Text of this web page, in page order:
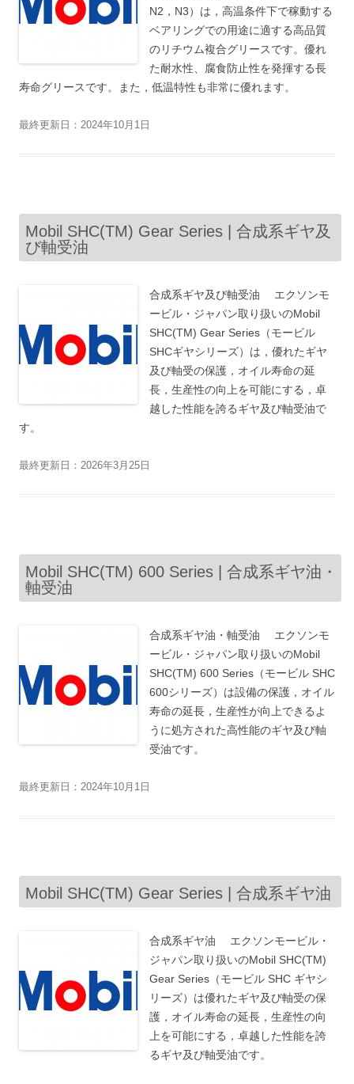
N2，N3）は，高温条件下で稼動する
ベアリングでの用途に適する高品質
のリチウム複合グリースです。優れ
た耐水性、腐食防止性を発揮する長
寿命グリースです。また，低温特性も非常に優れます。
最終更新日：2024年10月1日
Mobil SHC(TM) Gear Series | 合成系ギヤ及
び軸受油
合成系ギヤ及び軸受油 エクソンモ
ービル・ジャパン取り扱いのMobil
SHC(TM) Gear Series（モービル
SHCギヤシリーズ）は，優れたギヤ
及び軸受の保護，オイル寿命の延
長，生産性の向上を可能にする，卓
越した性能を誇るギヤ及び軸受油で
す。
最終更新日：2026年3月25日
Mobil SHC(TM) 600 Series | 合成系ギヤ油・
軸受油
合成系ギヤ油・軸受油 エクソンモ
ービル・ジャパン取り扱いのMobil
SHC(TM) 600 Series（モービル SHC
600シリーズ）は設備の保護，オイル
寿命の延長，生産性が向上できるよ
うに処方された高性能のギヤ及び軸
受油です。
最終更新日：2024年10月1日
Mobil SHC(TM) Gear Series | 合成系ギヤ油
合成系ギヤ油 エクソンモービル・
ジャパン取り扱いのMobil SHC(TM)
Gear Series（モービル SHC ギヤシ
リーズ）は優れたギヤ及び軸受の保
護，オイル寿命の延長，生産性の向
上を可能にする，卓越した性能を誇
るギヤ及び軸受油です。